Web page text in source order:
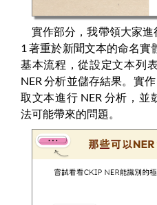
實作部分，我帶領大家
1 著重於新聞文本的命名實
基本流程，從設定文本列
NER 分析並儲存結果。實
取文本進行 NER 分析，
法可能帶來的問題。